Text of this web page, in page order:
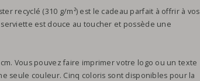
recyclé (310 g/m²) est le cadeau parfait à offrir à vos
est douce au toucher et possède une
Vous pouvez faire imprimer votre logo ou un texte
seule couleur. Cinq coloris sont disponibles pour la